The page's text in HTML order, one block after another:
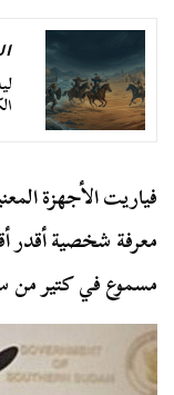
فياريت الأجهزة
معرفة شخصية أقدر
مسموع في كتير من